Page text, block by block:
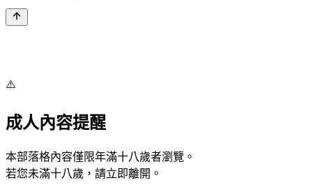
⚠️
成人內容提醒
本部落格內容僅限年滿十八歲者瀏覽。
若您未滿十八歲，請立即離開。